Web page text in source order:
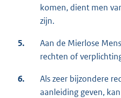
komen, dient men
zijn.
5.
Aan de Mierlose
rechten of
6.
Als zeer bijzondere
aanleiding geven,